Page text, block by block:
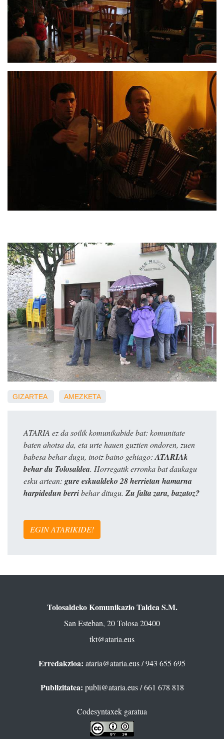
GIZARTEA AMEZKETA
ATARIA ez da soilik komunikabide bat: komunitate
baten ahotsa da, eta urte hauen guztien ondoren, zuen
babesa behar dugu, inoiz baino gehiago: ATARIAk
behar du Tolosaldea. Horregatik erronka bat daukagu
esku artean: gure eskualdeko 28 herrietan hamarna
harpidedun berribehar ditugu. Zu falta zara, bazatoz?
EGIN ATARIKIDE!
Tolosaldeko Komunikazio Taldea S.M.
San Esteban, 20 Tolosa 20400
tkt@ataria.eus
Erredakzioa: ataria@ataria.eus/ 943 655 695
Publizitatea: publi@ataria.eus/ 661 678 818
Codesyntaxek garatua